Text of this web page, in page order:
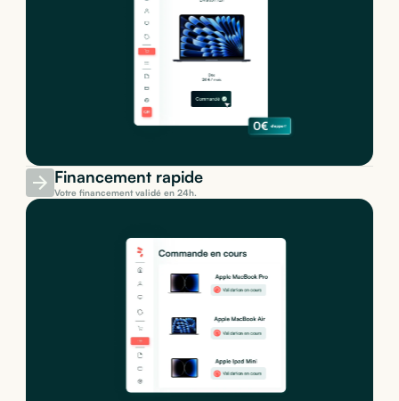
Financement rapide
Votre financement validé en 24h.